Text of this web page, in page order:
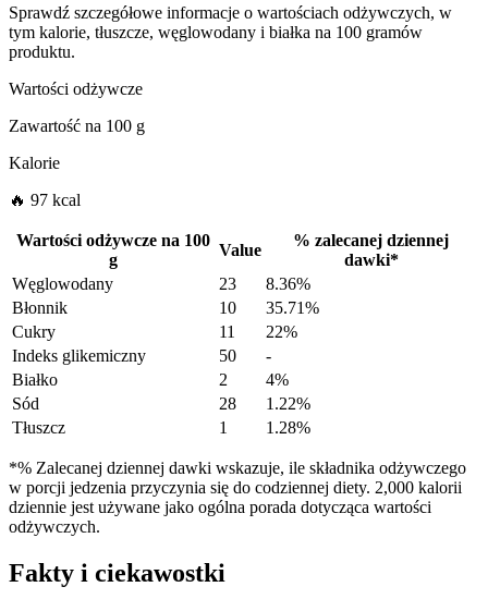
Sprawdź szczegółowe informacje o wartościach odżywczych, w
tym kalorie, tłuszcze, węglowodany i białka na 100 gramów
produktu.
Wartości odżywcze
Zawartość na 100 g
Kalorie
🔥 97 kcal
Wartości odżywcze na 100
g
Value
% zalecanej dziennej
dawki*
Węglowodany
23
8.36%
Błonnik
10
35.71%
Cukry
11
22%
Indeks glikemiczny
50
-
Białko
2
4%
Sód
28
1.22%
Tłuszcz
1 1.28%
*% Zalecanej dziennej dawki wskazuje, ile składnika odżywczego
w porcji jedzenia przyczynia się do codziennej diety. 2,000 kalorii
dziennie jest używane jako ogólna porada dotycząca wartości
odżywczych.
Fakty i ciekawostki